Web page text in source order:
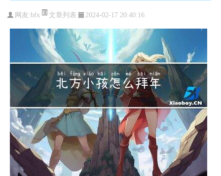
网友:bfx 文章列表 2024-02-17 20:40:16